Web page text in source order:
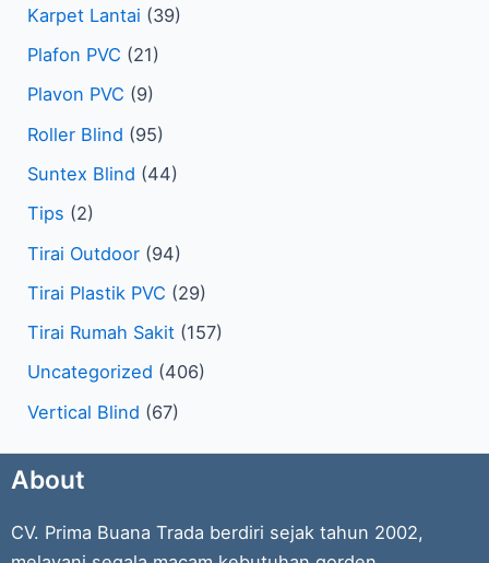
Karpet Lantai (39)
Plafon PVC (21)
Plavon PVC (9)
Roller Blind (95)
Suntex Blind (44)
Tips (2)
Tirai Outdoor (94)
Tirai Plastik PVC (29)
Tirai Rumah Sakit (157)
Uncategorized (406)
Vertical Blind (67)
About
CV. Prima Buana Trada berdiri sejak tahun 2002,